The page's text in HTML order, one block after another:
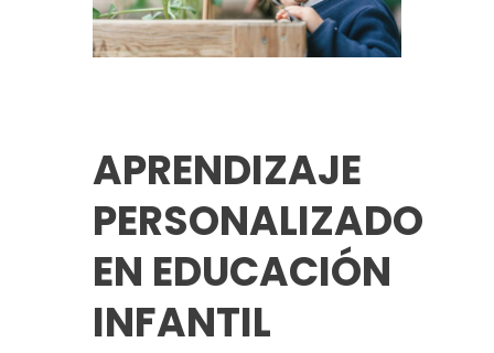
APRENDIZAJE
PERSONALIZADO
EN EDUCACIÓN
INFANTIL